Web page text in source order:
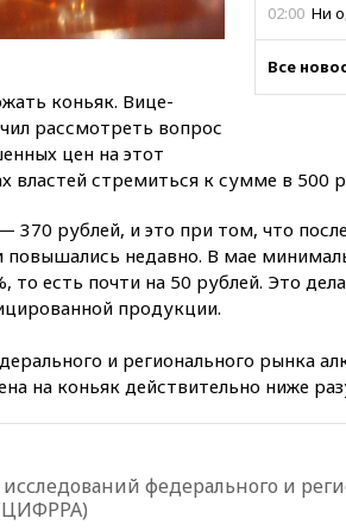
02:00 Ни
01:00
00:01
вчера,
признать
ребенок
при
время
вчера,
Все
коньяк. Вице-
рассмотреть вопрос
цен на этот
властей стремиться к сумме в 500
370 рублей, и это при том, что
повышались недавно. В мае
есть почти на 50 рублей. Это
продукции.
и регионального рынка
на коньяк действительно ниже
федерального и